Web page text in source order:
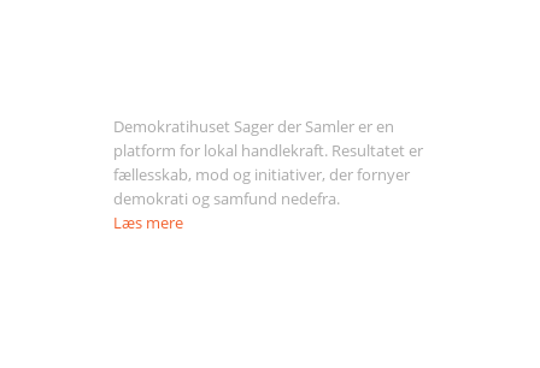
Demokratihuset Sager der Samler er en
platform for lokal handlekraft. Resultatet er
fællesskab, mod og initiativer, der fornyer
demokrati og samfund nedefra.
Læs mere